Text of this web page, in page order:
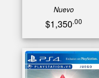
Nuevo
$1,350.00